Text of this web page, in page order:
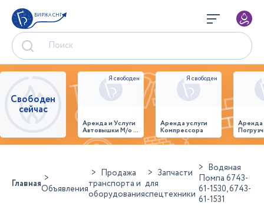
БИРЖА СНГ
Свободен
сейчас
Аренда и Услуги
Автовышки М/о г.
Домодедово
26,28,32 место
Аренда услуги
Компрессора
ГлавнаяОбъявления
Продажа
транспорта и
оборудования
Запчасти
для
спецтехники
Водяная
Помпа 6743-
61-1530, 6743-
61-1531